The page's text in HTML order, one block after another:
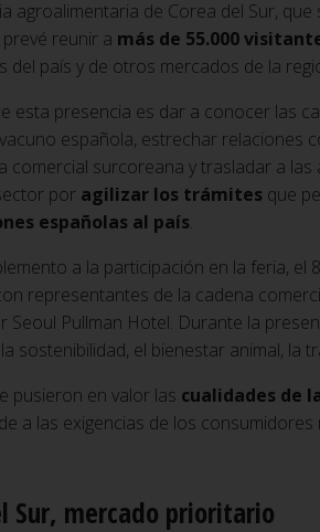
agroalimentaria de Corea del Sur, que
reunir a más de 55.000
del país y de otros mercados de la
esta presencia es dar a conocer las
española, estrechar relaciones
comercial surcoreana y trasladar a
por agilizar los trámites que
españolas al país.
a la participación en la feria, el
representantes de la cadena
Seoul Pullman Hotel. Durante la
sostenibilidad, el bienestar animal,
pusieron en valor las cualidades de
a las exigencias de los consumidores
Sur, mercado prioritario